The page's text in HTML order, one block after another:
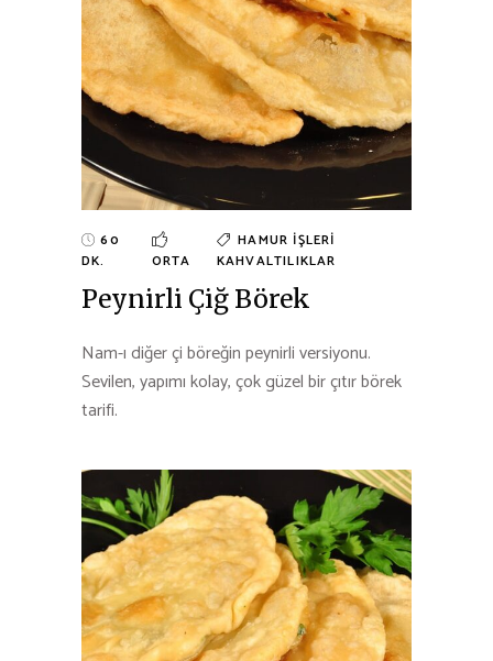
60
DK.
ORTA
HAMUR İŞLERI
KAHVALTILIKLAR
Peynirli Çiğ Börek
Nam-ı diğer çi böreğin peynirli versiyonu.
Sevilen, yapımı kolay, çok güzel bir çıtır börek
tarifi.